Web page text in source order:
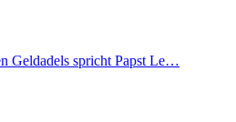
Geldadels spricht Papst Le…